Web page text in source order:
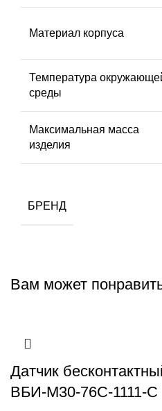
Материал корпуса
Температура
среды
Максимальная масса
изделия
БРЕНД
Вам может
Датчик
ВБИ-М30-76С-1111-С